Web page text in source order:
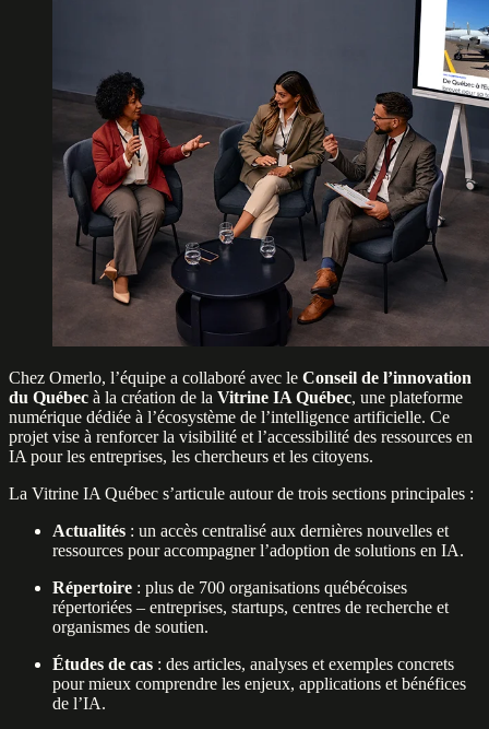
Chez Omerlo, l’équipe a collaboré avec le Conseil de l’innovation
du Québec à la création de la Vitrine IA Québec, une plateforme
numérique dédiée à l’écosystème de l’intelligence artificielle. Ce
projet vise à renforcer la visibilité et l’accessibilité des ressources en
IA pour les entreprises, les chercheurs et les citoyens.
La Vitrine IA Québec s’articule autour de trois sections principales :
Actualités : un accès centralisé aux dernières nouvelles et
ressources pour accompagner l’adoption de solutions en IA.
Répertoire : plus de 700 organisations québécoises
répertoriées – entreprises, startups, centres de recherche et
organismes de soutien.
Études de cas : des articles, analyses et exemples concrets
pour mieux comprendre les enjeux, applications et bénéfices
de l’IA.